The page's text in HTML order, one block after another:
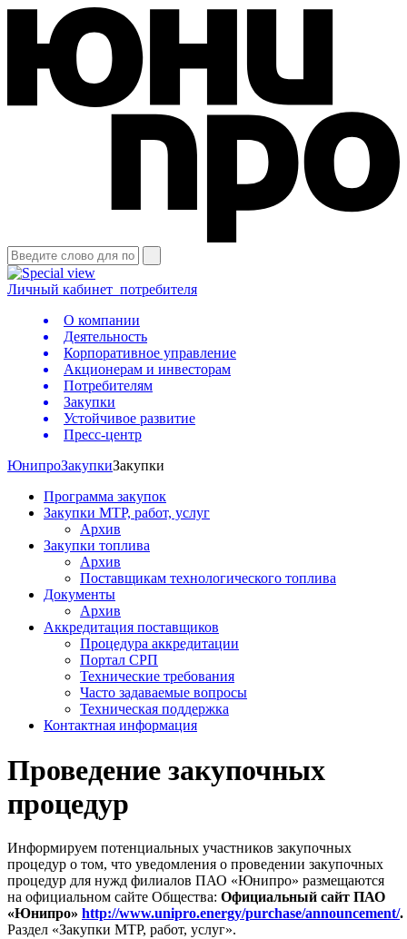
Личный кабинет потребителя
О компании
Деятельность
Корпоративное управление
Акционерам и инвесторам
Потребителям
Закупки
Устойчивое развитие
Пресс-центр
ЮнипроЗакупкиЗакупки
Программа закупок
Закупки МТР, работ, услуг
Архив
Закупки топлива
Архив
Поставщикам технологического топлива
Документы
Архив
Аккредитация поставщиков
Процедура аккредитации
Портал СРП
Технические требования
Часто задаваемые вопросы
Техническая поддержка
Контактная информация
Проведение закупочных
процедур
Информируем потенциальных участников закупочных
процедур о том, что уведомления о проведении закупочных
процедур для нужд филиалов ПАО «Юнипро» размещаются
на официальном сайте Общества: Официальный сайт ПАО
«Юнипро» http://www.unipro.energy/purchase/announcement/.
Раздел «Закупки МТР, работ, услуг».